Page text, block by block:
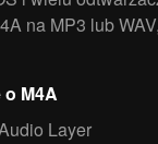
na MP3 lub
M4A
Layer